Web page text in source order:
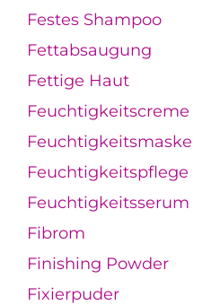
Festes Shampoo
Fettabsaugung
Fettige Haut
Feuchtigkeitscreme
Feuchtigkeitsmaske
Feuchtigkeitspflege
Feuchtigkeitsserum
Fibrom
Finishing Powder
Fixierpuder